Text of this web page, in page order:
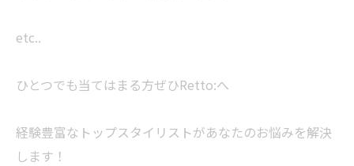
etc..
ひとつでも当てはまる方ぜひRetto:へ
経験豊富なトップスタイリストがあなたのお悩みを解決
します！